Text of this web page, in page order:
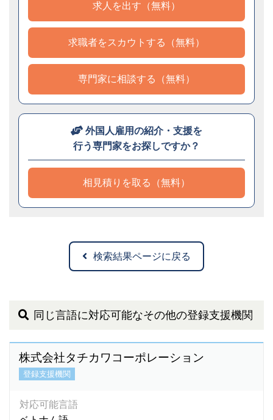
求人を出す（無料）
求職者をスカウトする（無料）
専門家に相談する（無料）
外国人雇用の紹介・支援を
行う専門家をお探しですか？
相見積りを取る（無料）
検索結果ページに戻る
同じ言語に対応可能なその他の登録支援機関
株式会社タチカワコーポレーション
登録支援機関
対応可能言語